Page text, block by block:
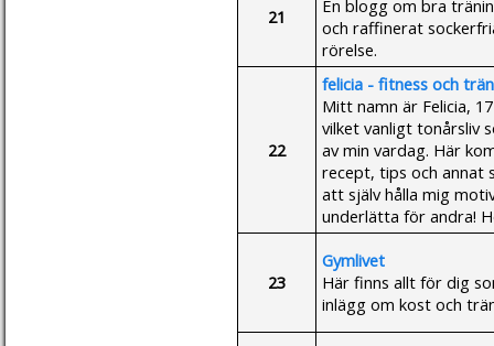
21
En blogg om bra
och raffinerat
rörelse.
22
felicia - fitness och
Mitt namn är Felicia,
vilket vanligt tonårsliv
av min vardag. Här
recept, tips och annat
att själv hålla mig
underlätta för andra!
23
Gymlivet
Här finns allt för dig
inlägg om kost och